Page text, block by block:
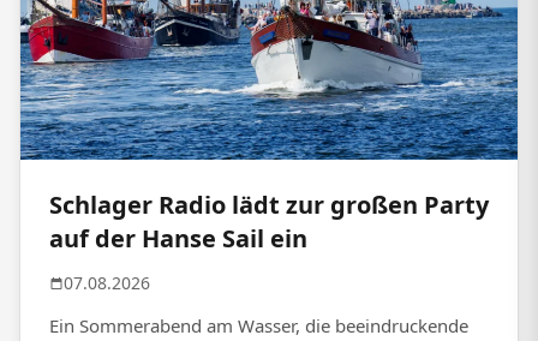
Schlager Radio lädt zur großen Party
auf der Hanse Sail ein
07.08.2026
Ein Sommerabend am Wasser, die beeindruckende